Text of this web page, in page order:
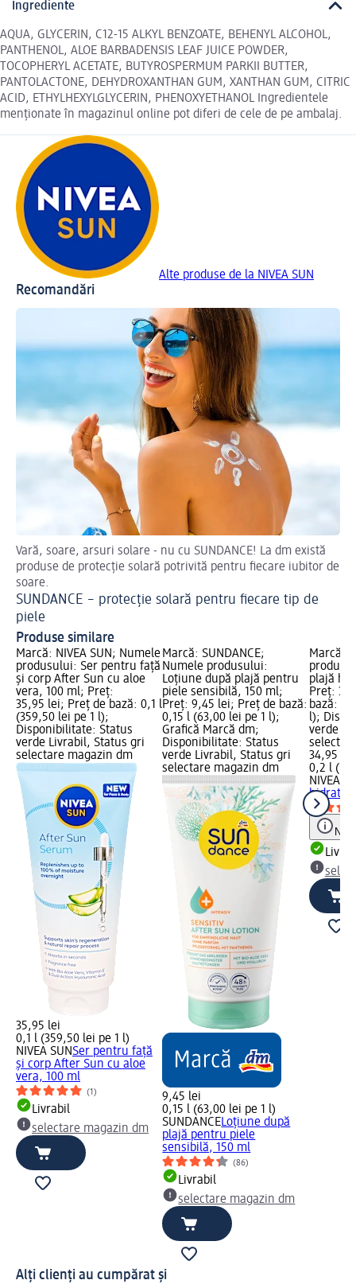
Ingrediente
AQUA, GLYCERIN, C12-15 ALKYL BENZOATE, BEHENYL ALCOHOL,
PANTHENOL, ALOE BARBADENSIS LEAF JUICE POWDER,
TOCOPHERYL ACETATE, BUTYROSPERMUM PARKII BUTTER,
PANTOLACTONE, DEHYDROXANTHAN GUM, XANTHAN GUM, CITRIC
ACID, ETHYLHEXYLGLYCERIN, PHENOXYETHANOL Ingredientele
menționate în magazinul online pot diferi de cele de pe ambalaj.
Alte produse de la NIVEA SUN
Recomandări
Vară, soare, arsuri solare - nu cu SUNDANCE! La dm există
produse de protecție solară potrivită pentru fiecare iubitor de
soare.
SUNDANCE – protecție solară pentru fiecare tip de
piele
Produse similare
Marcă: NIVEA SUN; Numele
produsului: Ser pentru față
și corp After Sun cu aloe
vera, 100 ml; Preț:
35,95 lei; Preț de bază: 0,1 l
(359,50 lei pe 1 l);
Disponibilitate: Status
verde Livrabil, Status gri
selectare magazin dm
35,95 lei
0,1 l (359,50 lei pe 1 l)
NIVEA SUNSer pentru față
și corp After Sun cu aloe
vera, 100 ml
(1)
Livrabil
selectare magazin dm
Marcă: SUNDANCE;
Numele produsului:
Loțiune după plajă pentru
piele sensibilă, 150 ml;
Preț: 9,45 lei; Preț de bază:
0,15 l (63,00 lei pe 1 l);
Grafică Marcă dm;
Disponibilitate: Status
verde Livrabil, Status gri
selectare magazin dm
9,45 lei
0,15 l (63,00 lei pe 1 l)
SUNDANCELoțiune după
plajă pentru piele
sensibilă, 150 ml
(86)
Livrabil
selectare magazin dm
Marcă:
plajă
Preț:
bază:
l);
verde
34,95 lei
0,2 l
NIVEA
Notă
Alți clienți au cumpărat și